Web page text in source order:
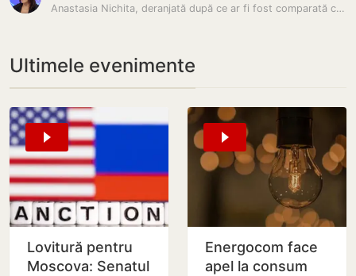
Anastasia Nichita, deranjată după ce ar fi fost comparată cu fostul…
Ultimele evenimente
Lovitură pentru
Moscova: Senatul
Energocom face
apel la consum